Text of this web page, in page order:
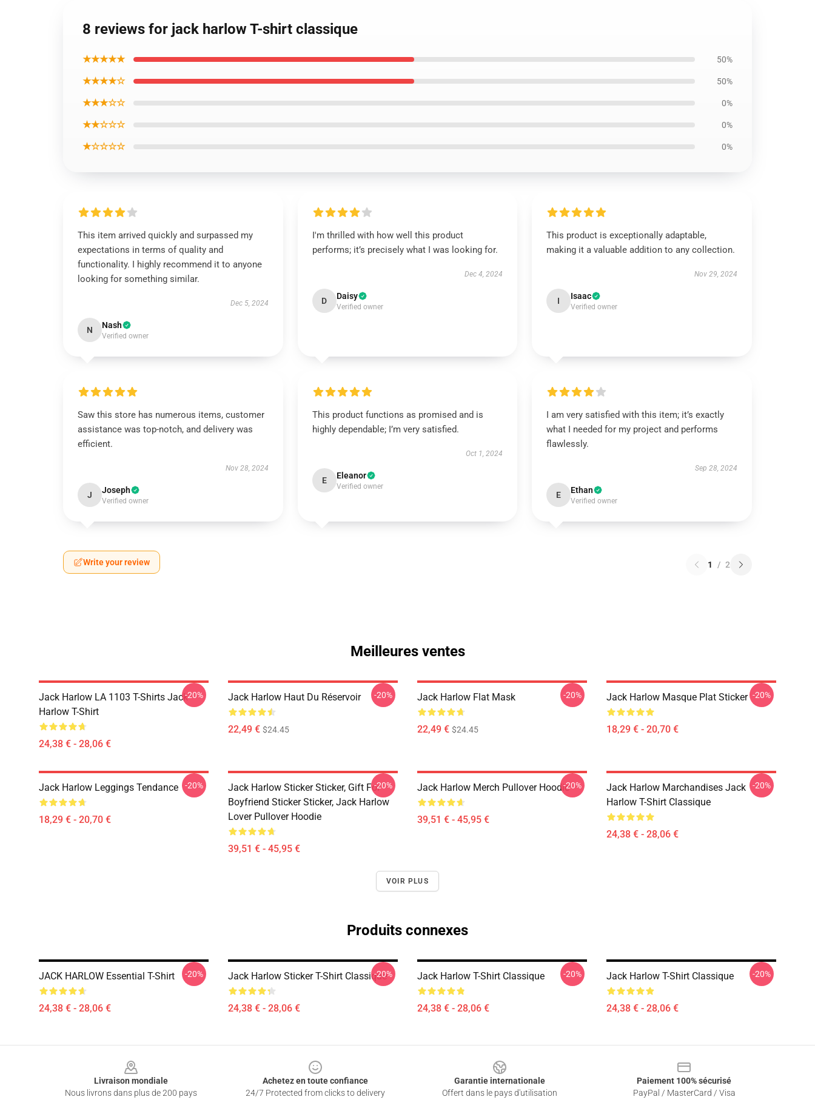
8 reviews for jack harlow T-shirt classique
★★★★★ 50%
★★★★☆ 50%
★★★☆☆ 0%
★★☆☆☆ 0%
★☆☆☆☆ 0%
This item arrived quickly and surpassed my
expectations in terms of quality and
functionality. I highly recommend it to anyone
looking for something similar.
Dec 5, 2024
N Nash
Verified owner
I'm thrilled with how well this product
performs; it’s precisely what I was looking for.
Dec 4, 2024
D Daisy
Verified owner
This product is exceptionally adaptable,
making it a valuable addition to any collection.
Nov 29, 2024
I Isaac
Verified owner
Saw this store has numerous items, customer
assistance was top-notch, and delivery was
efficient.
Nov 28, 2024
J Joseph
Verified owner
This product functions as promised and is
highly dependable; I’m very satisfied.
Oct 1, 2024
E Eleanor
Verified owner
I am very satisfied with this item; it’s exactly
what I needed for my project and performs
flawlessly.
Sep 28, 2024
E Ethan
Verified owner
Write your review 1 / 2
Meilleures ventes
Jack Harlow LA 1103 T-Shirts Jack
Harlow T-Shirt
24,38 € - 28,06 €
-20% Jack Harlow Haut Du Réservoir
22,49 € $24.45
-20% Jack Harlow Flat Mask
22,49 € $24.45
-20% Jack Harlow Masque Plat Sticker
18,29 € - 20,70 €
-20%
Jack Harlow Leggings Tendance
18,29 € - 20,70 €
-20%
Jack Harlow Sticker Sticker, Gift For
Boyfriend Sticker Sticker, Jack Harlow
Lover Pullover Hoodie
39,51 € - 45,95 €
-20% Jack Harlow Merch Pullover Hoodie
39,51 € - 45,95 €
-20%
Jack Harlow Marchandises Jack
Harlow T-Shirt Classique
24,38 € - 28,06 €
-20%
VOIR PLUS
Produits connexes
JACK HARLOW Essential T-Shirt
24,38 € - 28,06 €
-20% Jack Harlow Sticker T-Shirt Classique
24,38 € - 28,06 €
-20% Jack Harlow T-Shirt Classique
24,38 € - 28,06 €
-20% Jack Harlow T-Shirt Classique
24,38 € - 28,06 €
-20%
Livraison mondiale
Nous livrons dans plus de 200 pays
Achetez en toute confiance
24/7 Protected from clicks to delivery
Garantie internationale
Offert dans le pays d'utilisation
Paiement 100% sécurisé
PayPal / MasterCard / Visa